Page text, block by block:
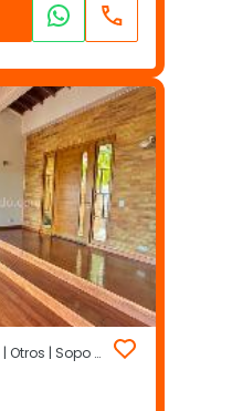
CONDOMINIO HORIZONTES | Otros | Sopo (Incluye Yerbabuena)